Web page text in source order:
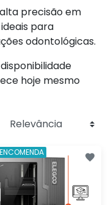
precisão em
ideais para
odontológicas.
hoje mesmo